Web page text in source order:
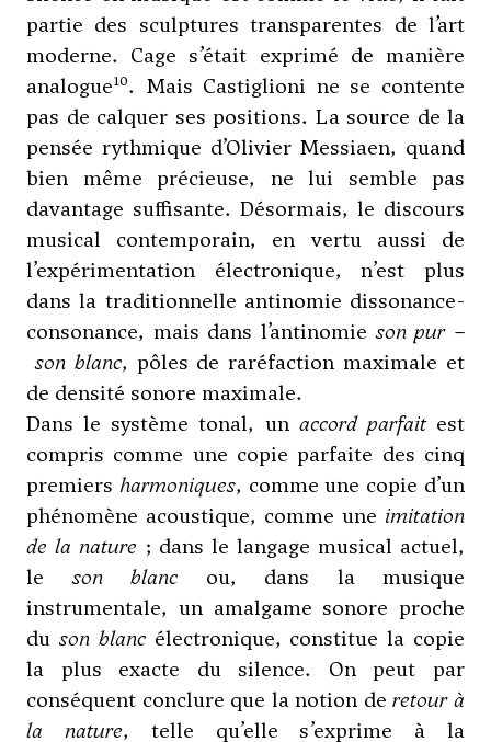
partie des sculptures transparentes de l’art
moderne. Cage s’était exprimé de manière
analogue10. Mais Castiglioni ne se contente
pas de calquer ses positions. La source de la
pensée rythmique d’Olivier Messiaen, quand
bien même précieuse, ne lui semble pas
davantage suffisante. Désormais, le discours
musical contemporain, en vertu aussi de
l’expérimentation électronique, n’est plus
dans la traditionnelle antinomie dissonance-
consonance, mais dans l’antinomieson pur –
son blanc, pôles de raréfaction maximale et
de densité sonore maximale.
Dans le système tonal, un accord parfaitest
compris comme une copie parfaite des cinq
premiers harmoniques, comme une copie d’un
phénomène acoustique, comme une imitation
de la nature ; dans le langage musical actuel,
leson blanc ou, dans la musique
instrumentale, un amalgame sonore proche
duson blancélectronique, constitue la copie
la plus exacte du silence. On peut par
conséquent conclure que la notion deretour à
la nature, telle qu’elle s’exprime à la